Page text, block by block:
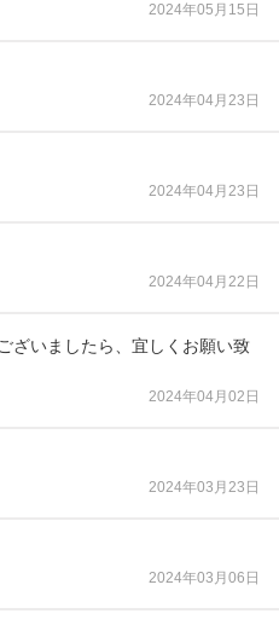
2024年05月15日
2024年04月23日
2024年04月23日
2024年04月22日
ざいましたら、宜しくお願い致
2024年04月02日
2024年03月23日
2024年03月06日